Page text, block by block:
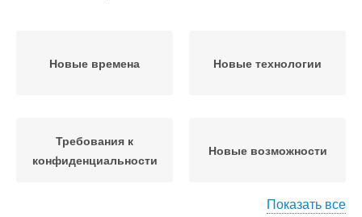
Новые времена Новые технологии
Требования к
конфиденциальности
Новые возможности
Показать все